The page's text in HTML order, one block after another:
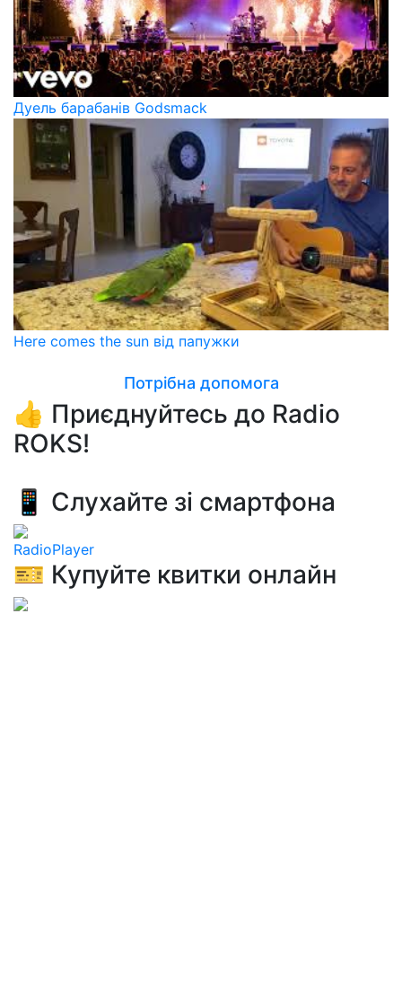
Дуель барабанів Godsmack
Here comes the sun від папужки
Потрібна допомога
👍 Приєднуйтесь до Radio
ROKS!
📱 Слухайте зі смартфона
RadioPlayer
🎫 Купуйте квитки онлайн